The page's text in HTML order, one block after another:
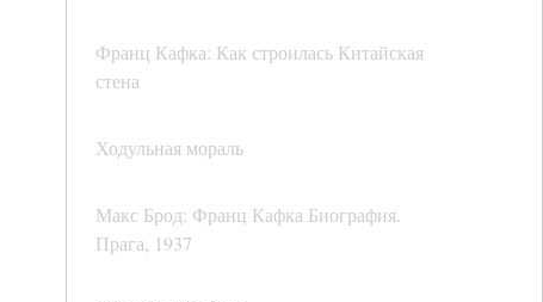
Франц Кафка: Как строилась Китайская
стена
Ходульная мораль
Макс Брод: Франц Кафка Биография.
Прага, 1937